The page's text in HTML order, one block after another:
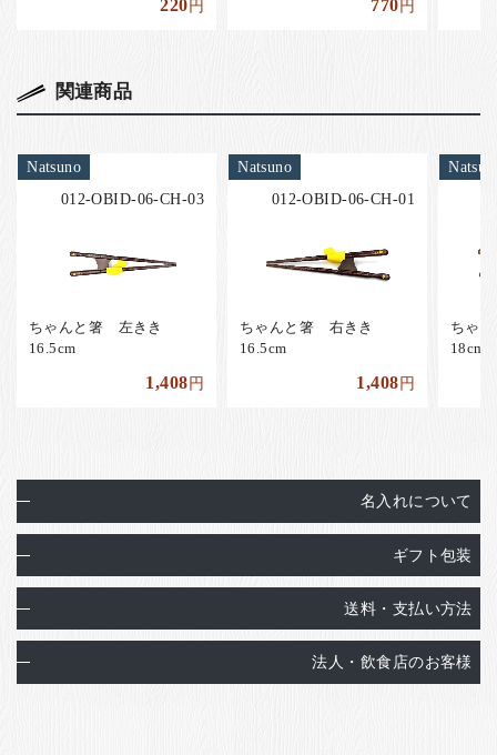
220円 770円
関連商品
Natsuno
012-OBID-06-CH-03
ちゃんと箸 左きき
16.5cm
1,408円
Natsuno
012-OBID-06-CH-01
ちゃんと箸 右きき
16.5cm
1,408円
ちゃ
18cm
名入れについて
ギフト包装
送料・支払い方法
法人・飲食店のお客様